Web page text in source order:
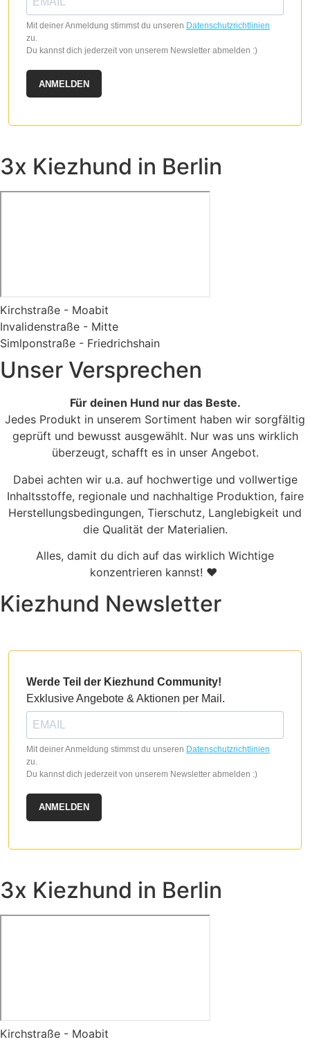
gewählt
werdenMit deiner Anmeldung stimmst du unseren Datenschutzrichtlinien
zu.
Du kannst dich jederzeit von unserem Newsletter abmelden :)
ANMELDEN
3x Kiezhund in Berlin
Kirchstraße - Moabit
Invalidenstraße - Mitte
Simlponstraße - Friedrichshain
Unser Versprechen
Für deinen Hund nur das Beste.
Jedes Produkt in unserem Sortiment haben wir sorgfältig
geprüft und bewusst ausgewählt. Nur was uns wirklich
überzeugt, schafft es in unser Angebot.
Dabei achten wir u.a. auf hochwertige und vollwertige
Inhaltsstoffe, regionale und nachhaltige Produktion, faire
Herstellungsbedingungen, Tierschutz, Langlebigkeit und
die Qualität der Materialien.
Alles, damit du dich auf das wirklich Wichtige
konzentrieren kannst! ♥
Kiezhund Newsletter
Werde Teil der Kiezhund Community!
Exklusive Angebote & Aktionen per Mail.
Mit deiner Anmeldung stimmst du unseren Datenschutzrichtlinien
zu.
Du kannst dich jederzeit von unserem Newsletter abmelden :)
ANMELDEN
3x Kiezhund in Berlin
Kirchstraße - Moabit